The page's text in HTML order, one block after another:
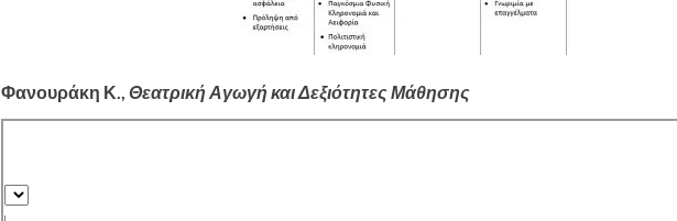
Φανουράκη Κ., Θεατρική Αγωγή και Δεξιότητες Μάθησης